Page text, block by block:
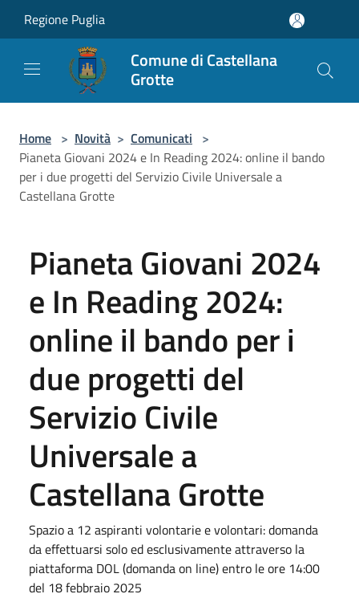
Regione Puglia
Comune di Castellana
Grotte
Home > Novità > Comunicati >
Pianeta Giovani 2024 e In Reading 2024: online il bando
per i due progetti del Servizio Civile Universale a
Castellana Grotte
Pianeta Giovani 2024
e In Reading 2024:
online il bando per i
due progetti del
Servizio Civile
Universale a
Castellana Grotte
Spazio a 12 aspiranti volontarie e volontari: domanda
da effettuarsi solo ed esclusivamente attraverso la
piattaforma DOL (domanda on line) entro le ore 14:00
del 18 febbraio 2025